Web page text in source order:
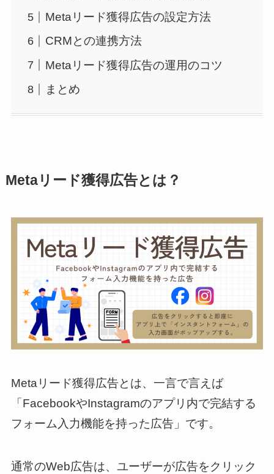
Metaリード獲得広告の設定方法
CRMとの連携方法
Metaリード獲得広告の運用のコツ
まとめ
Metaリード獲得広告とは？
Metaリード獲得広告とは、一言で言えば
「FacebookやInstagramのアプリ内で完結する
フォーム入力機能を持った広告」です。
通常のWeb広告は、ユーザーが広告をクリック